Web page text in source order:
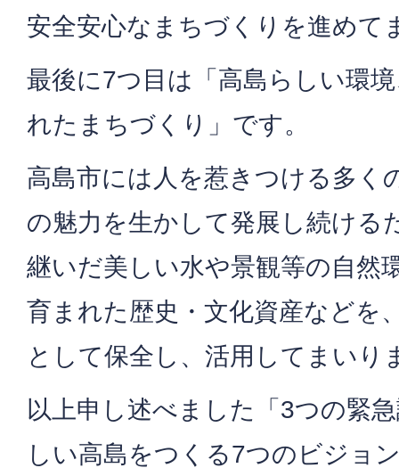
安全安心なまちづくりを進めて
最後に7つ目は「高島らしい環
れたまちづくり」です。
高島市には人を惹きつける多く
の魅力を生かして発展し続ける
継いだ美しい水や景観等の自然
育まれた歴史・文化資産などを
として保全し、活用してまいり
以上申し述べました「3つの緊
しい高島をつくる7つのビジョ